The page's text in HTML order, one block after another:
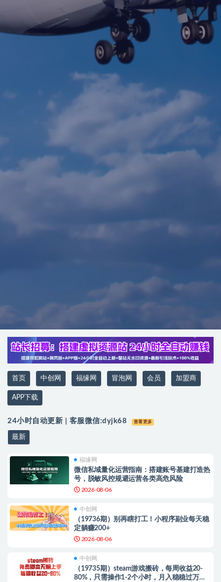
首页 中创网 福缘网 冒泡网 会员 加盟商
APP下载
24小时自动更新 | 客服微信:dyjk68 查看更多
最新
福缘网
微信私域量化运营指南：搭建账号基建打造热
号，脱敏风控规避运营各类高危风险
2026-08-06
中创网
（19736期）别再瞎打工！小程序副业每天稳
定躺赚200+
2026-08-06
中创网
（19735期）steam游戏搬砖，每周收益20-
80%，只需操作1-2个小时，月入稳稳过万，